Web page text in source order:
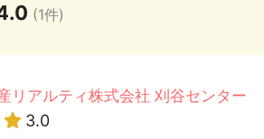
(1件)
リアルティ株式会社 刈谷センター
3.0